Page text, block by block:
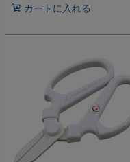
カートに入れる